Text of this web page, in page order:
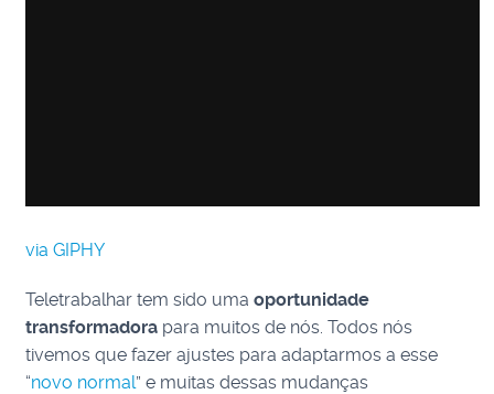
via GIPHY
Teletrabalhar tem sido umaoportunidade
transformadora para muitos de nós. Todos nós
tivemos que fazer ajustes para adaptarmos a esse
“novo normal” e muitas dessas mudanças